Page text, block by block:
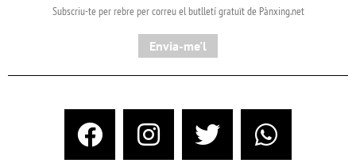
Subscriu-te per rebre per correu el butlletí gratuït de Pànxing.net​
Envia-me'l